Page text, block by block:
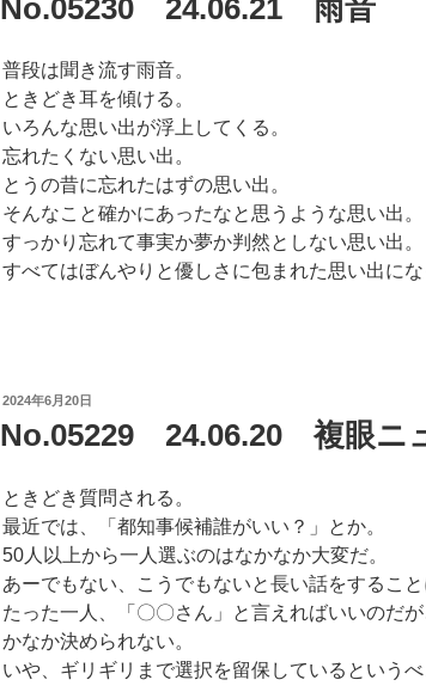
日:
No.05230 24.06.21 雨音
普段は聞き流す雨音。
ときどき耳を傾ける。
いろんな思い出が浮上してくる。
忘れたくない思い出。
とうの昔に忘れたはずの思い出。
そんなこと確かにあったなと思うような思い出。
すっかり忘れて事実か夢か判然としない思い出。
すべてはぼんやりと優しさに包まれた思い出にな
投
日:
2024年6月20日
No.05229 24.06.20 複眼ニ
ときどき質問される。
最近では、「都知事候補誰がいい？」とか。
50人以上から一人選ぶのはなかなか大変だ。
あーでもない、こうでもないと長い話をすること
たった一人、「〇〇さん」と言えればいいのだ
かなか決められない。
いや、ギリギリまで選択を留保しているというべ